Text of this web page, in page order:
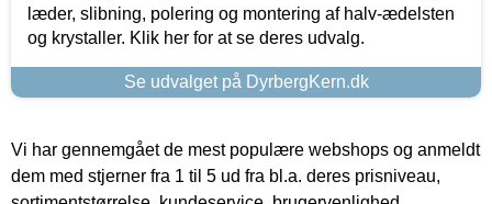
læder, slibning, polering og montering af halv-ædelsten
og krystaller. Klik her for at se deres udvalg.
Se udvalget på DyrbergKern.dk
Vi har gennemgået de mest populære webshops og anmeldt
dem med stjerner fra 1 til 5 ud fra bl.a. deres prisniveau,